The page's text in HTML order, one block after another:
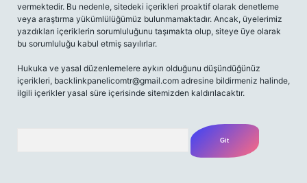
vermektedir. Bu nedenle, sitedeki içerikleri proaktif olarak denetleme
veya araştırma yükümlülüğümüz bulunmamaktadır. Ancak, üyelerimiz
yazdıkları içeriklerin sorumluluğunu taşımakta olup, siteye üye olarak
bu sorumluluğu kabul etmiş sayılırlar.
Hukuka ve yasal düzenlemelere aykırı olduğunu düşündüğünüz
içerikleri, backlinkpanelicomtr@gmail.com adresine bildirmeniz halinde,
ilgili içerikler yasal süre içerisinde sitemizden kaldırılacaktır.